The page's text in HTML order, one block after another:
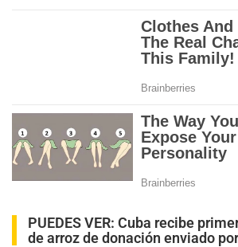
PUEDES VER: Cuba recibe
de arroz de donación enviado